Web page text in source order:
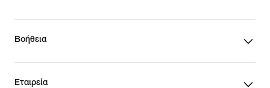
Βοήθεια
Εταιρεία